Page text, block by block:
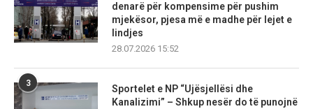
denarë për kompensime për pushim
mjekësor, pjesa më e madhe për lejet e
lindjes
28.07.2026 15:52
3
Sportelet e NP “Ujësjellësi dhe
Kanalizimi” – Shkup nesër do të punojnë